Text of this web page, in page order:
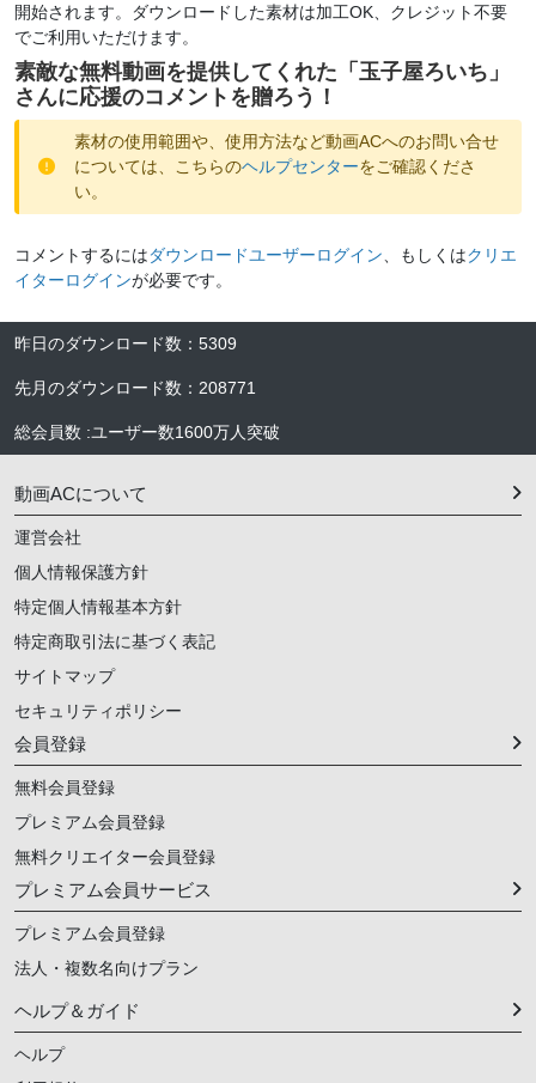
開始されます。ダウンロードした素材は加工OK、クレジット不要
でご利用いただけます。
素敵な無料動画を提供してくれた「 玉子屋ろいち 」
さんに応援のコメントを贈ろう！
素材の使用範囲や、使用方法など動画ACへのお問い合せ
については、こちらのヘルプセンターをご確認くださ
い。
コメントするにはダウンロードユーザーログイン 、もしくはクリエ
イターログインが必要です。
昨日のダウンロード数 ： 5309
先月のダウンロード数 ： 208771
総会員数 :ユーザー数1600万人 突破
動画ACについて
運営会社
個人情報保護方針
特定個人情報基本方針
特定商取引法に基づく表記
サイトマップ
セキュリティポリシー
会員登録
無料会員登録
プレミアム会員登録
無料クリエイター会員登録
プレミアム会員サービス
プレミアム会員登録
法人・複数名向けプラン
ヘルプ＆ガイド
ヘルプ